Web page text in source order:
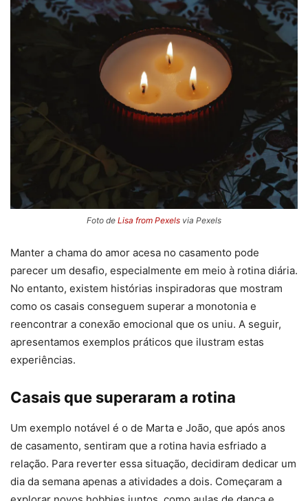
Foto de Lisa from Pexels via Pexels
Manter a chama do amor acesa no casamento pode
parecer um desafio, especialmente em meio à rotina diária.
No entanto, existem histórias inspiradoras que mostram
como os casais conseguem superar a monotonia e
reencontrar a conexão emocional que os uniu. A seguir,
apresentamos exemplos práticos que ilustram estas
experiências.
Casais que superaram a rotina
Um exemplo notável é o de Marta e João, que após anos
de casamento, sentiram que a rotina havia esfriado a
relação. Para reverter essa situação, decidiram dedicar um
dia da semana apenas a atividades a dois. Começaram a